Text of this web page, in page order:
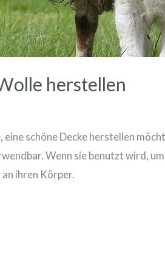
herstellen
schöne Decke herstellen
Wenn sie benutzt wird,
ihren Körper.